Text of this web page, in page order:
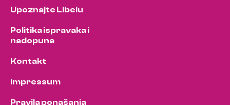
Upoznajte Libelu
Politika ispravaka i
nadopuna
Kontakt
Impressum
Pravila ponašanja